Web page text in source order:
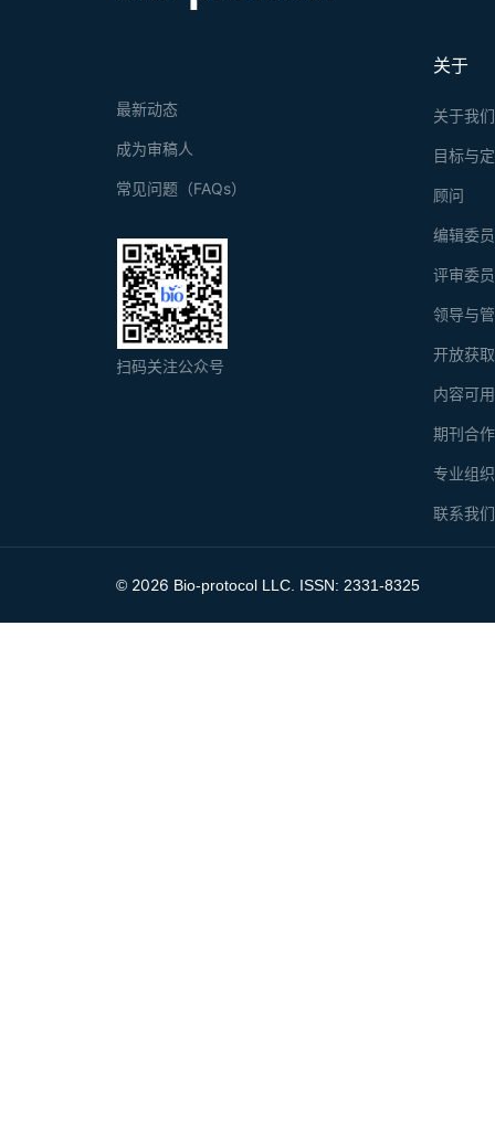
关于
关于我们
目标与
顾问
编辑委
评审委
领导与
开放获
内容可
期刊合
专业组
联系我们
最新动态
成为审稿人
常见问题（FAQs）
扫码关注公众号
© 2026 Bio-protocol LLC. ISSN: 2331-8325